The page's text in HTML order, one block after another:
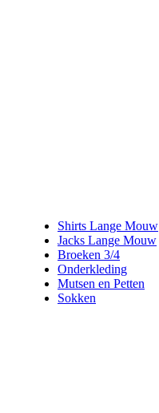
Shirts Lange Mouw
Jacks Lange Mouw
Broeken 3/4
Onderkleding
Mutsen en Petten
Sokken